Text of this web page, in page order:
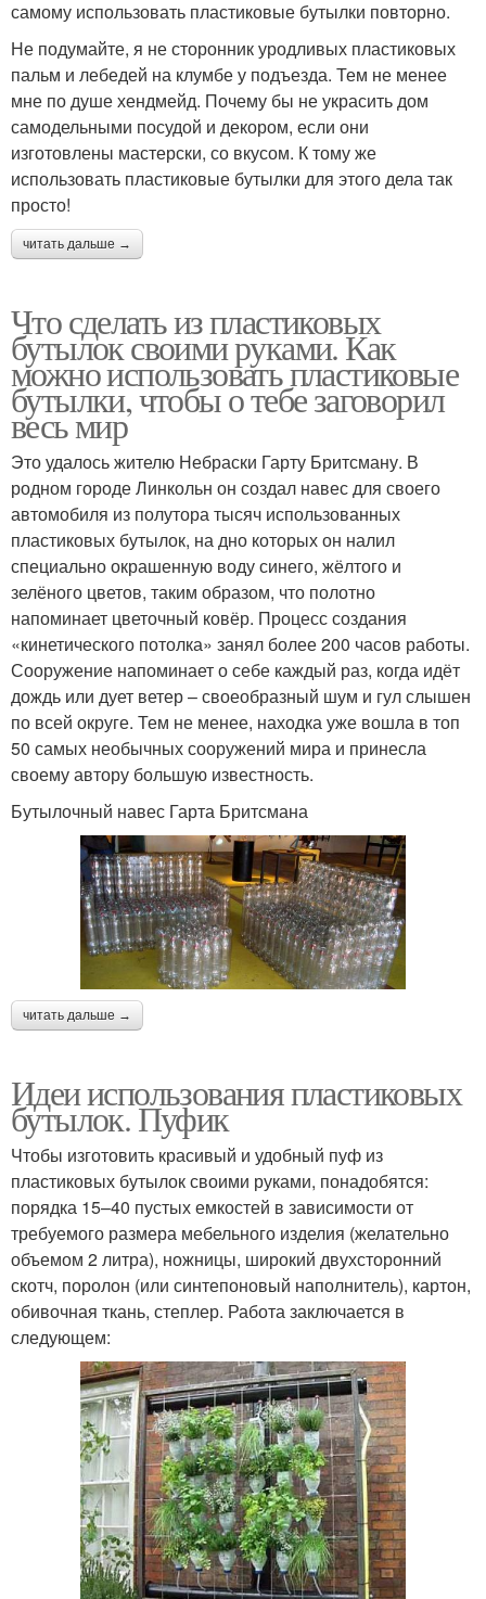
самому использовать пластиковые бутылки повторно.
Не подумайте, я не сторонник уродливых пластиковых
пальм и лебедей на клумбе у подъезда. Тем не менее
мне по душе хендмейд. Почему бы не украсить дом
самодельными посудой и декором, если они
изготовлены мастерски, со вкусом. К тому же
использовать пластиковые бутылки для этого дела так
просто!
читать дальше →
Что сделать из пластиковых
бутылок своими руками. Как
можно использовать пластиковые
бутылки, чтобы о тебе заговорил
весь мир
Это удалось жителю Небраски Гарту Бритсману. В
родном городе Линкольн он создал навес для своего
автомобиля из полутора тысяч использованных
пластиковых бутылок, на дно которых он налил
специально окрашенную воду синего, жёлтого и
зелёного цветов, таким образом, что полотно
напоминает цветочный ковёр. Процесс создания
«кинетического потолка» занял более 200 часов работы.
Сооружение напоминает о себе каждый раз, когда идёт
дождь или дует ветер – своеобразный шум и гул слышен
по всей округе. Тем не менее, находка уже вошла в топ
50 самых необычных сооружений мира и принесла
своему автору большую известность.
Бутылочный навес Гарта Бритсмана
читать дальше →
Идеи использования пластиковых
бутылок. Пуфик
Чтобы изготовить красивый и удобный пуф из
пластиковых бутылок своими руками, понадобятся:
порядка 15–40 пустых емкостей в зависимости от
требуемого размера мебельного изделия (желательно
объемом 2 литра), ножницы, широкий двухсторонний
скотч, поролон (или синтепоновый наполнитель), картон,
обивочная ткань, степлер. Работа заключается в
следующем: